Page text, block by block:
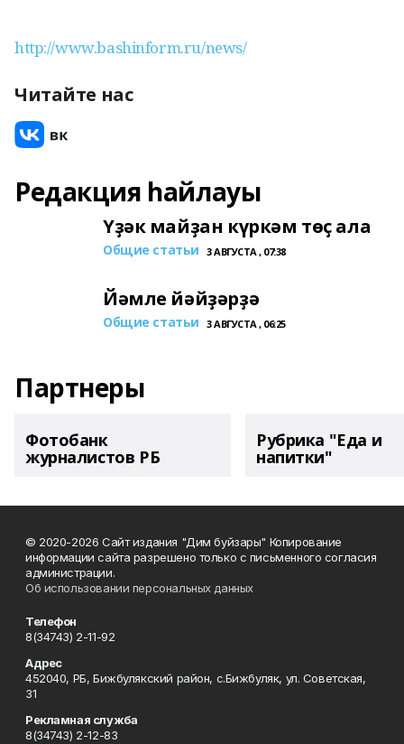
http://www.bashinform.ru/news/
Читайте нас
Редакция һайлауы
Үҙәк майҙан күркәм төҫ ала
Общие статьи 3 АВГУСТА , 07:38
Йәмле йәйҙәрҙә
Общие статьи 3 АВГУСТА , 06:25
Партнеры
Фотобанк
журналистов РБ
Рубрика "Еда и
напитки"
© 2020-2026 Сайт издания "Дим буйзары" Копирование
информации сайта разрешено только с письменного согласия
администрации.
Об использовании персональных данных
Телефон
8(34743) 2-11-92
Адрес
452040, РБ, Бижбулякский район, с.Бижбуляк, ул. Советская,
31
Рекламная служба
8(34743) 2-12-83